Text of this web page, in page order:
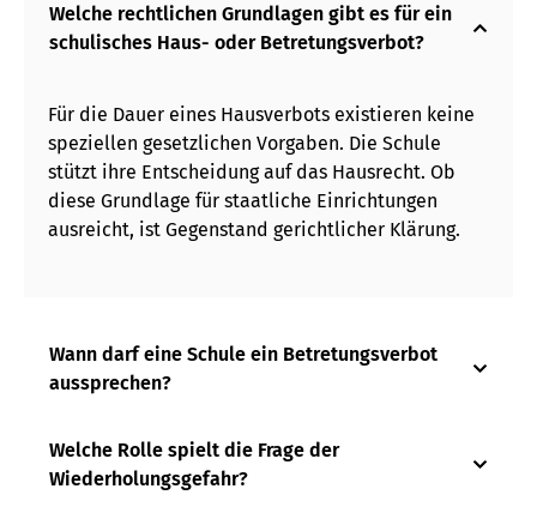
Welche rechtlichen Grundlagen gibt es für ein
schulisches Haus- oder Betretungsverbot?
Für die Dauer eines Hausverbots existieren keine
speziellen gesetzlichen Vorgaben. Die Schule
stützt ihre Entscheidung auf das Hausrecht. Ob
diese Grundlage für staatliche Einrichtungen
ausreicht, ist Gegenstand gerichtlicher Klärung.
Wann darf eine Schule ein Betretungsverbot
aussprechen?
Welche Rolle spielt die Frage der
Wiederholungsgefahr?